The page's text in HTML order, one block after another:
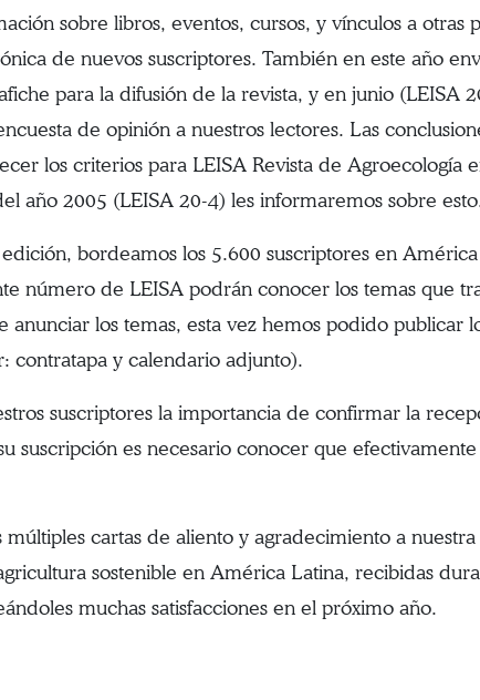
sobre libros, eventos, cursos, y vínculos a otras
de nuevos suscriptores. También en este año
para la difusión de la revista, y en junio (LEISA
de opinión a nuestros lectores. Las
los criterios para LEISA Revista de Agroecología
año 2005 (LEISA 20-4) les informaremos sobre
bordeamos los 5.600 suscriptores en
número de LEISA podrán conocer los temas que
anunciar los temas, esta vez hemos podido publicar
contratapa y calendario adjunto).
suscriptores la importancia de confirmar la
suscripción es necesario conocer que efectivamente
múltiples cartas de aliento y agradecimiento a
sostenible en América Latina, recibidas
muchas satisfacciones en el próximo año.